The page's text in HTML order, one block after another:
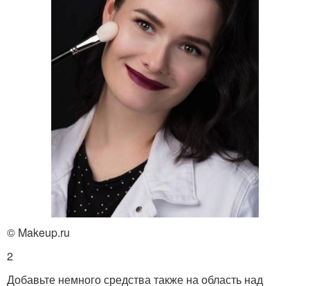
© Makeup.ru
2
Добавьте немного средства также на область над